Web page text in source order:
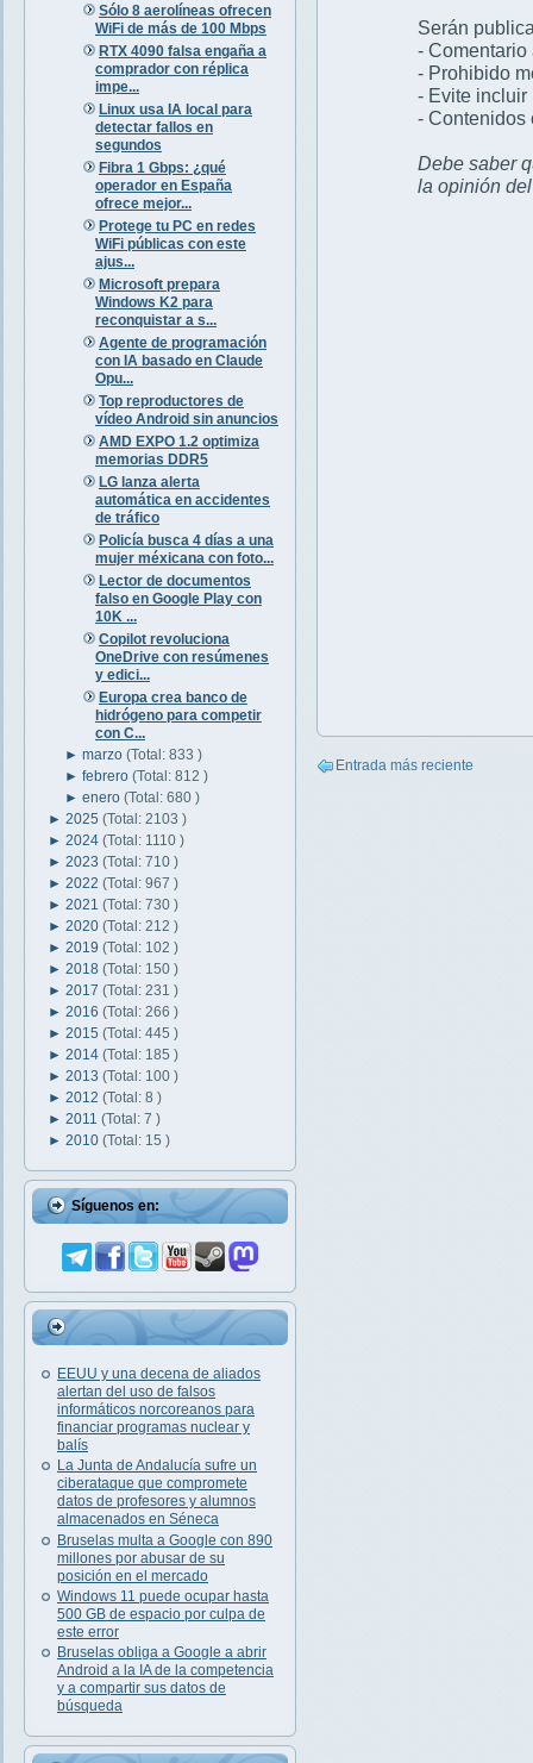
Sólo 8 aerolíneas ofrecen
WiFi de más de 100 Mbps
RTX 4090 falsa engaña a
comprador con réplica
impe...
Linux usa IA local para
detectar fallos en
segundos
Fibra 1 Gbps: ¿qué
operador en España
ofrece mejor...
Protege tu PC en redes
WiFi públicas con este
ajus...
Microsoft prepara
Windows K2 para
reconquistar a s...
Agente de programación
con IA basado en Claude
Opu...
Top reproductores de
vídeo Android sin anuncios
AMD EXPO 1.2 optimiza
memorias DDR5
LG lanza alerta
automática en accidentes
de tráfico
Policía busca 4 días a una
mujer méxicana con foto...
Lector de documentos
falso en Google Play con
10K ...
Copilot revoluciona
OneDrive con resúmenes
y edici...
Europa crea banco de
hidrógeno para competir
con C...
►marzo(Total: 833 )
►febrero(Total: 812 )
►enero(Total: 680 )
► 2025 (Total: 2103 )
► 2024 (Total: 1110 )
► 2023 (Total: 710 )
► 2022 (Total: 967 )
► 2021 (Total: 730 )
► 2020 (Total: 212 )
► 2019 (Total: 102 )
► 2018 (Total: 150 )
► 2017 (Total: 231 )
► 2016 (Total: 266 )
► 2015 (Total: 445 )
► 2014 (Total: 185 )
► 2013 (Total: 100 )
► 2012 (Total: 8 )
► 2011 (Total: 7 )
► 2010 (Total: 15 )
Síguenos en:
EEUU y una decena de aliados
alertan del uso de falsos
informáticos norcoreanos para
financiar programas nuclear y
balís
La Junta de Andalucía sufre un
ciberataque que compromete
datos de profesores y alumnos
almacenados en Séneca
Bruselas multa a Google con 890
millones por abusar de su
posición en el mercado
Windows 11 puede ocupar hasta
500 GB de espacio por culpa de
este error
Bruselas obliga a Google a abrir
Android a la IA de la competencia
y a compartir sus datos de
búsqueda
Serán
- Comentario
- Prohibido
- Evite incluir
- Contenidos
Debe saber
la opinión
Entrada más reciente